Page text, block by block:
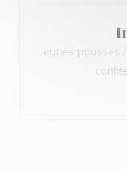
Jeunes pousses